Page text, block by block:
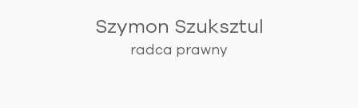
Szymon Szuksztul
radca prawny